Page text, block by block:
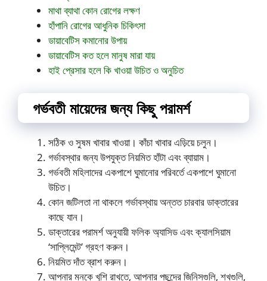
মাথা ব্যাথা কোন রোগের লক্ষণ
হাঁপানি রোগের আধুনিক চিকিৎসা
ডায়াবেটিস কমানোর উপায়
ডায়াবেটিস কত হলে মানুষ মারা যায়
হাই প্রেসার হলে কি খাওয়া উচিত ও অনুচিত
গর্ভবতী মায়েদের জন্য কিছু পরামর্শ
সঠিক ও সুষম খাবার খাওয়া। কাঁচা খাবার এড়িয়ে চলুন।
গর্ভাবস্থার জন্য উপযুক্ত নিয়মিত হাঁটা এবং ব্যায়াম।
গর্ভবতী মহিলাদের একপাশে ঘুমানোর পরিবর্তে একপাশে ঘুমানো
উচিত।
কোন জটিলতা না থাকলে গর্ভাবস্থায় অন্তত চারবার ডাক্তারের
কাছে যান।
ডাক্তারের পরামর্শ অনুযায়ী ফলিক অ্যাসিড এবং ক্যালসিয়াম
‘সাপ্লিমেন্ট’ গ্রহণ করুন।
নিয়মিত দাঁত ব্রাশ করুন।
আপনার মনকে খুশি রাখতে, আপনার পছন্দের জিনিসগুলি, শখগুলি,